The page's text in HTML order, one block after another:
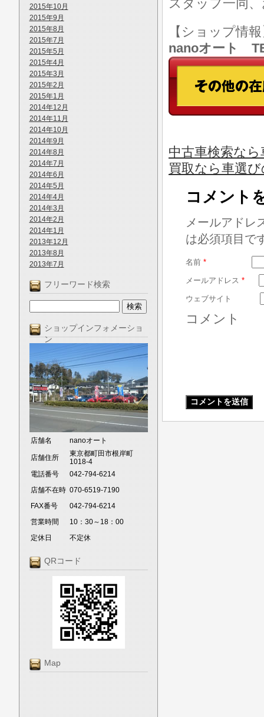
2015年10月
2015年9月
2015年8月
2015年7月
2015年5月
2015年4月
2015年3月
2015年2月
2015年1月
2014年12月
2014年11月
2014年10月
2014年9月
2014年8月
2014年7月
2014年6月
2014年5月
2014年4月
2014年3月
2014年2月
2014年1月
2013年12月
2013年8月
2013年7月
フリーワード検索
ショップインフォメーショ
ン
店舗名 nanoオート
店舗住所
東京都町田市根岸町
1018-4
電話番号
042-794-6214
店舗不在時 070-6519-7190
FAX番号
042-794-6214
営業時間
10：30～18：00
定休日
不定休
QRコード
Map
スタッフ一同
【ショップ情
nanoオート
中古車検索な
買取なら車選
コメント
メールアドレ
は必須項目で
名前 *
メールアドレス *
ウェブサイト
コメント